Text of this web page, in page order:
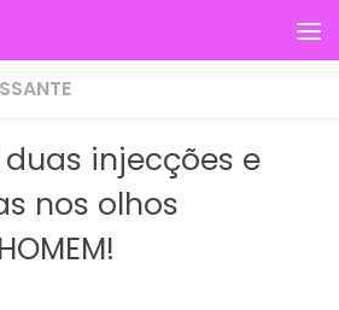
injecções e
nos olhos